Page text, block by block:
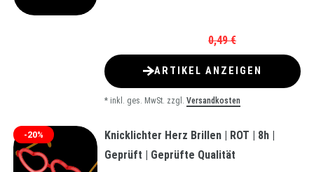
0,49 €
ARTIKEL ANZEIGEN
* inkl. ges. MwSt. zzgl. Versandkosten
-20%
Knicklichter Herz Brillen | ROT | 8h |
Geprüft | Geprüfte Qualität